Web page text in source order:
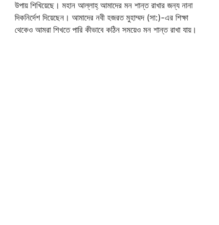
উপায় শিখিয়েছে। মহান আল্লাহ্‌ আমাদের মন শান্ত রাখার জন্য নানা
দিকনির্দেশ দিয়েছেন। আমাদের নবী হজরত মুহাম্মদ (সা:)-এর শিক্ষা
থেকেও আমরা শিখতে পারি কীভাবে কঠিন সময়েও মন শান্ত রাখা যায়।